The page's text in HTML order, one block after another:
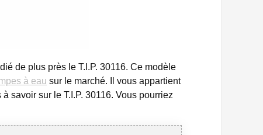
de plus près le T.I.P. 30116. Ce modèle
à eau sur le marché. Il vous appartient
savoir sur le T.I.P. 30116. Vous pourriez